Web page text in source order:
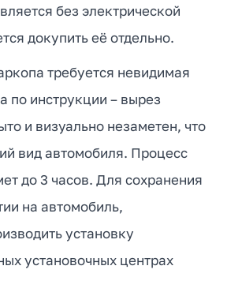
без электрической
докупить её отдельно.
требуется невидимая
по инструкции – вырез
и визуально незаметен, что
вид автомобиля. Процесс
до 3 часов. Для сохранения
на автомобиль,
установку
установочных центрах